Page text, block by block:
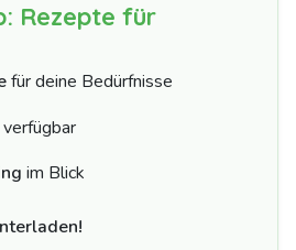
Rezepte für
für deine Bedürfnisse
verfügbar
im Blick